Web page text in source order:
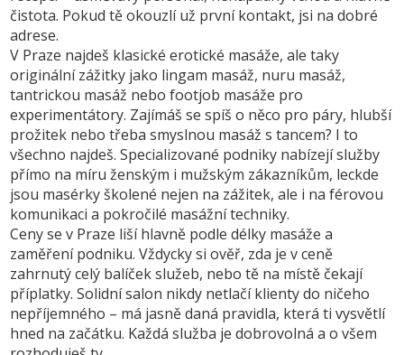
čistota. Pokud tě okouzlí už první kontakt, jsi na dobré
adrese.
V Praze najdeš klasické erotické masáže, ale taky
originální zážitky jako lingam masáž, nuru masáž,
tantrickou masáž nebo footjob masáže pro
experimentátory. Zajímáš se spíš o něco pro páry, hlubší
prožitek nebo třeba smyslnou masáž s tancem? I to
všechno najdeš. Specializované podniky nabízejí služby
přímo na míru ženským i mužským zákazníkům, leckde
jsou masérky školené nejen na zážitek, ale i na férovou
komunikaci a pokročilé masážní techniky.
Ceny se v Praze liší hlavně podle délky masáže a
zaměření podniku. Vždycky si ověř, zda je v ceně
zahrnutý celý balíček služeb, nebo tě na místě čekají
příplatky. Solidní salon nikdy netlačí klienty do ničeho
nepříjemného – má jasně daná pravidla, která ti vysvětlí
hned na začátku. Každá služba je dobrovolná a o všem